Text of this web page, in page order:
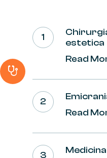
estetica
Read
Read